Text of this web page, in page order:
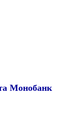
Монобанк